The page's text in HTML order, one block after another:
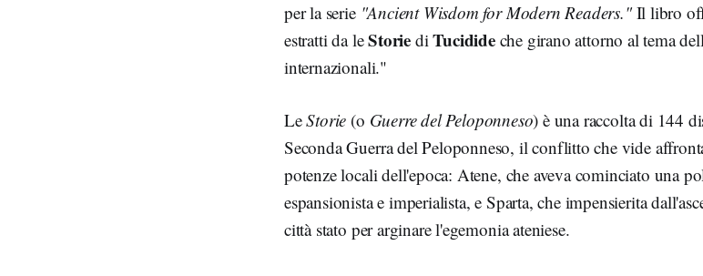
per la serie "Ancient Wisdom for Modern Readers."Il libro
estratti da leStorie diTucidideche girano attorno al tema
internazionali."
LeStorie (o Guerre del Peloponneso) è una raccolta di 144
Seconda Guerra del Peloponneso, il conflitto che vide
potenze locali dell'epoca: Atene, che aveva cominciato una
espansionista e imperialista, e Sparta, che impensierita
città stato per arginare l'egemonia ateniese.